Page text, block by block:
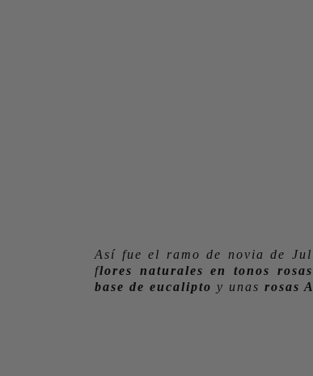
Así fue el ramo de novia de
flores naturales en tonos
base de eucalipto y unas rosas